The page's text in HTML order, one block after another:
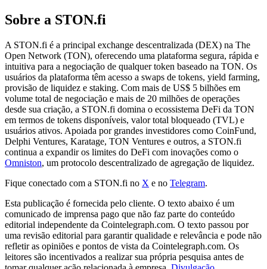
Sobre a STON.fi
A STON.fi é a principal exchange descentralizada (DEX) na The
Open Network (TON), oferecendo uma plataforma segura, rápida e
intuitiva para a negociação de qualquer token baseado na TON. Os
usuários da plataforma têm acesso a swaps de tokens, yield farming,
provisão de liquidez e staking. Com mais de US$ 5 bilhões em
volume total de negociação e mais de 20 milhões de operações
desde sua criação, a STON.fi domina o ecossistema DeFi da TON
em termos de tokens disponíveis, valor total bloqueado (TVL) e
usuários ativos. Apoiada por grandes investidores como CoinFund,
Delphi Ventures, Karatage, TON Ventures e outros, a STON.fi
continua a expandir os limites do DeFi com inovações como o
Omniston, um protocolo descentralizado de agregação de liquidez.
Fique conectado com a STON.fi no X e no Telegram.
Esta publicação é fornecida pelo cliente. O texto abaixo é um
comunicado de imprensa pago que não faz parte do conteúdo
editorial independente da Cointelegraph.com. O texto passou por
uma revisão editorial para garantir qualidade e relevância e pode não
refletir as opiniões e pontos de vista da Cointelegraph.com. Os
leitores são incentivados a realizar sua própria pesquisa antes de